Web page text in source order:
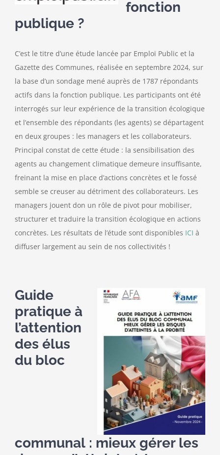
fonction
publique ?
C’est le titre d’une étude lancée par Emploi Public et la
Gazette des Communes, réalisée en septembre 2024, sur
la base d’un sondage mené auprès de 1787 répondants
actifs dans la fonction publique. Les participants ont été
interrogés sur leur expérience de la transition écologique
et l’ensemble des répondants (les agents) se départagent
en deux groupes : les managers et les collaborateurs.
Principal constat de cette étude : la sensibilisation des
agents au changement climatique demeure insuffisante,
freinant la mise en place d’actions concrètes et le fossé
semble se creuser au détriment des collaborateurs. Les
managers jouent don un rôle de pivot pour mobiliser,
structurer et traduire la transition écologique en actions
concrètes. Les résultats de l’étude sont disponibles ICI à
diffuser largement au sein de nos collectivités !
Guide
pratique à
l’attention
des élus
du bloc
communal : mieux gérer les